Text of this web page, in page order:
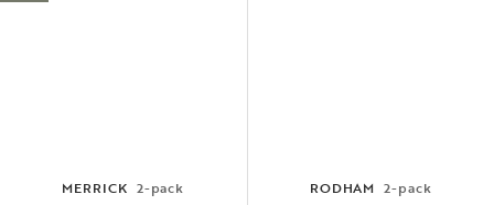
MERRICK 2-pack RODHAM 2-pack